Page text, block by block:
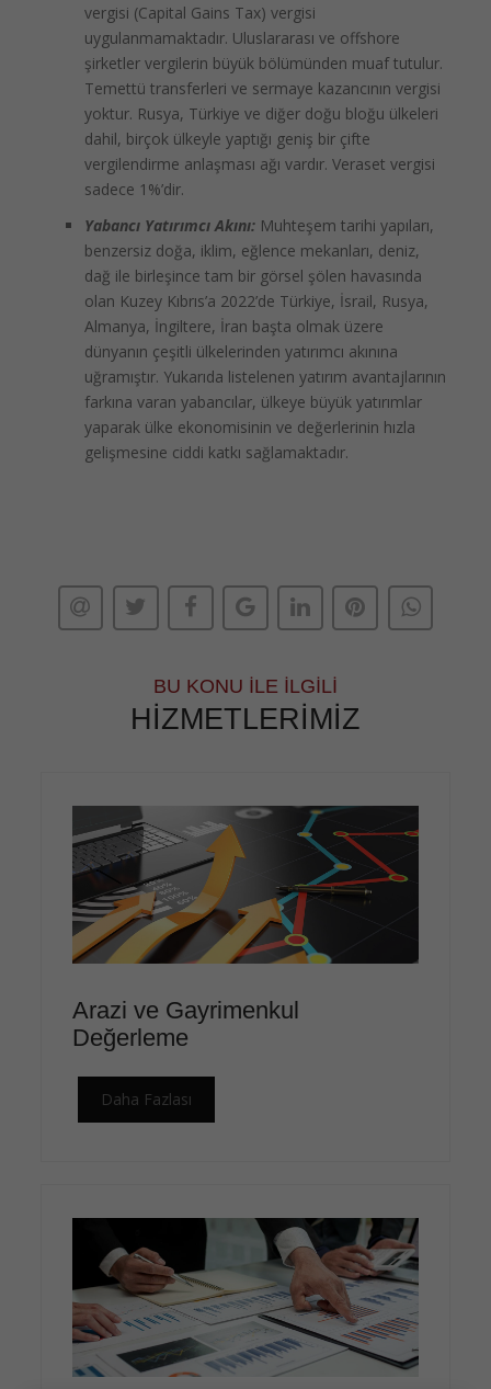
vergisi (Capital Gains Tax) vergisi
uygulanmamaktadır. Uluslararası ve offshore
şirketler vergilerin büyük bölümünden muaf tutulur.
Temettü transferleri ve sermaye kazancının vergisi
yoktur. Rusya, Türkiye ve diğer doğu bloğu ülkeleri
dahil, birçok ülkeyle yaptığı geniş bir çifte
vergilendirme anlaşması ağı vardır. Veraset vergisi
sadece 1%’dir.
Yabancı Yatırımcı Akını: Muhteşem tarihi yapıları,
benzersiz doğa, iklim, eğlence mekanları, deniz,
dağ ile birleşince tam bir görsel şölen havasında
olan Kuzey Kıbrıs’a 2022’de Türkiye, İsrail, Rusya,
Almanya, İngiltere, İran başta olmak üzere
dünyanın çeşitli ülkelerinden yatırımcı akınına
uğramıştır. Yukarıda listelenen yatırım avantajlarının
farkına varan yabancılar, ülkeye büyük yatırımlar
yaparak ülke ekonomisinin ve değerlerinin hızla
gelişmesine ciddi katkı sağlamaktadır.
BU KONU İLE İLGILI
HIZMETLERIMIZ
Arazi ve Gayrimenkul
Değerleme
Daha Fazlası